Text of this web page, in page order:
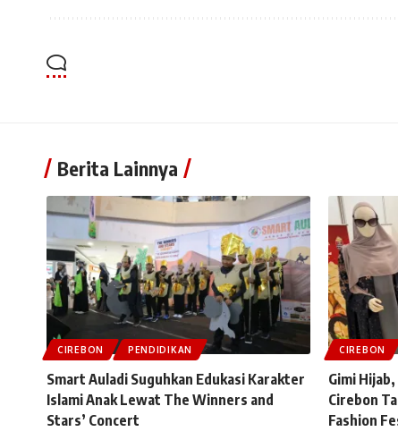
Berita Lainnya
CIREBON PENDIDIKAN
Smart Auladi Suguhkan Edukasi Karakter
Islami Anak Lewat The Winners and
Stars’ Concert
CIREBON
Gimi
Cirebon
Fashion